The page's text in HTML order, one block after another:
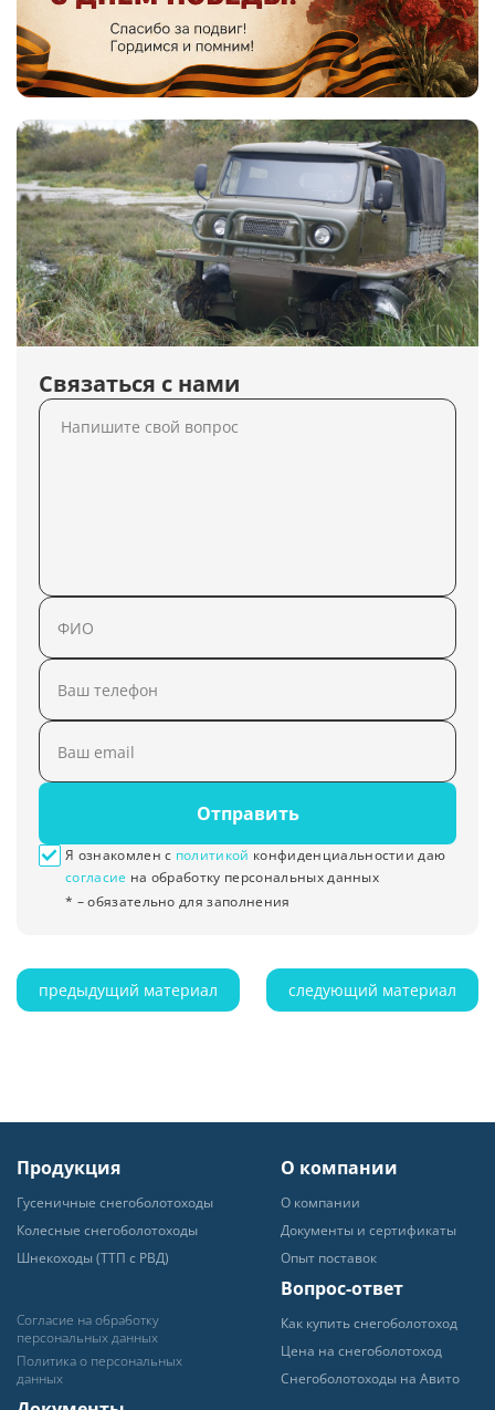
Связаться с нами
Отправить
Я ознакомлен с политикой конфиденциальностии даю
согласие на обработку персональных данных
* – обязательно для заполнения
предыдущий материал следующий материал
Продукция
Гусеничные снегоболотоходы
Колесные снегоболотоходы
Шнекоходы (ТТП с РВД)
Согласие на обработку
персональных данных
Политика о персональных
данных
О компании
О компании
Документы и сертификаты
Опыт поставок
Вопрос-ответ
Как купить снегоболотоход
Цена на снегоболотоход
Снегоболотоходы на Авито